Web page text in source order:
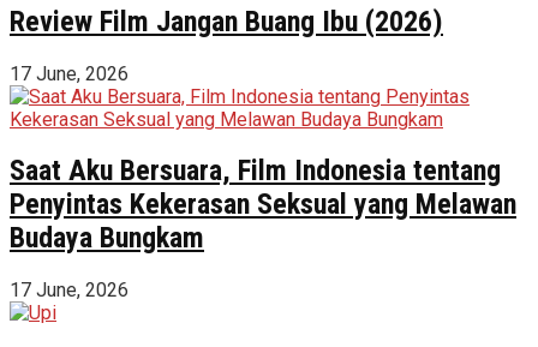
Review Film Jangan Buang Ibu (2026)
17 June, 2026
Saat Aku Bersuara, Film Indonesia tentang
Penyintas Kekerasan Seksual yang Melawan
Budaya Bungkam
17 June, 2026